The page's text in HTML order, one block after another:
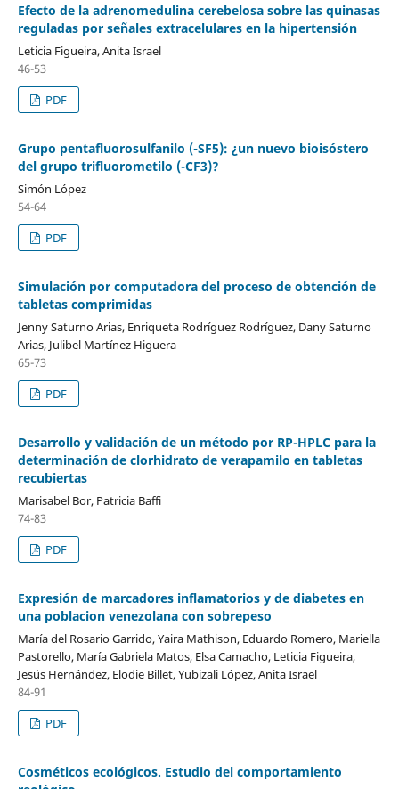
Efecto de la adrenomedulina cerebelosa sobre las quinasas
reguladas por señales extracelulares en la hipertensión
Leticia Figueira, Anita Israel
46-53
PDF
Grupo pentafluorosulfanilo (-SF5): ¿un nuevo bioisóstero
del grupo trifluorometilo (-CF3)?
Simón López
54-64
PDF
Simulación por computadora del proceso de obtención de
tabletas comprimidas
Jenny Saturno Arias, Enriqueta Rodríguez Rodríguez, Dany Saturno
Arias, Julibel Martínez Higuera
65-73
PDF
Desarrollo y validación de un método por RP-HPLC para la
determinación de clorhidrato de verapamilo en tabletas
recubiertas
Marisabel Bor, Patricia Baffi
74-83
PDF
Expresión de marcadores inflamatorios y de diabetes en
una poblacion venezolana con sobrepeso
María del Rosario Garrido, Yaira Mathison, Eduardo Romero, Mariella
Pastorello, María Gabriela Matos, Elsa Camacho, Leticia Figueira,
Jesús Hernández, Elodie Billet, Yubizali López, Anita Israel
84-91
PDF
Cosméticos ecológicos. Estudio del comportamiento